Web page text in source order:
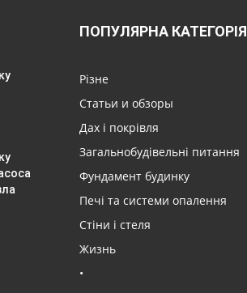
ПОПУЛЯРНА КАТЕГОРІЯ
Різне
Статьи и обзоры
Дах і покрівля
Загальнобудівельні питання
Фундамент будинку
Печі та системи опалення
Стіни і стеля
Жизнь
•